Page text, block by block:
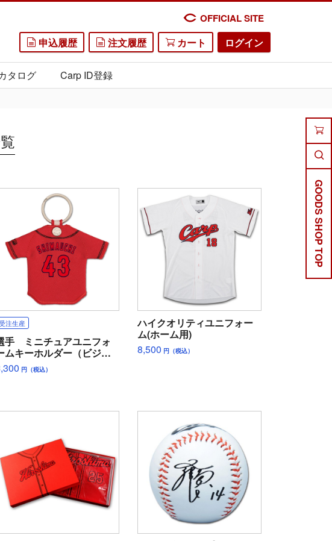
OFFICIAL SITE
申込履歴 注文履歴 カート ログイン
タログ Carp ID登録
GOODS SHOP TOP
注生産
手 ミニチュアユニフォ
ムキーホルダー（ビジタ
）
円（税込）
ハイクオリティユニフォー
ム(ホーム用)
8,500 円（税込）